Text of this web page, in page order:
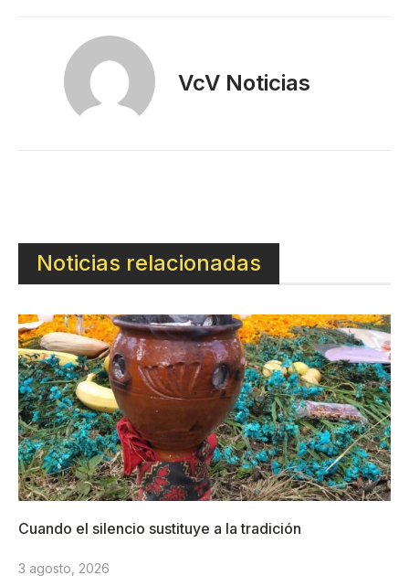
VcV Noticias
Noticias relacionadas
Cuando el silencio sustituye a la tradición
3 agosto, 2026